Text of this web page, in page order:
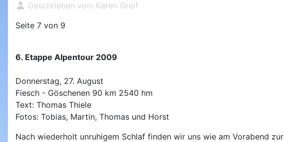
Geschrieben von: Karen Greif
Seite 7 von 9
6. Etappe Alpentour 2009
Donnerstag, 27. August
Fiesch - Göschenen 90 km 2540 hm
Text: Thomas Thiele
Fotos: Tobias, Martin, Thomas und Horst
Nach wiederholt unruhigem Schlaf finden wir uns wie am Vorabend